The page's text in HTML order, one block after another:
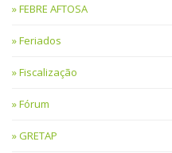
FEBRE AFTOSA
Feriados
Fiscalização
Fórum
GRETAP